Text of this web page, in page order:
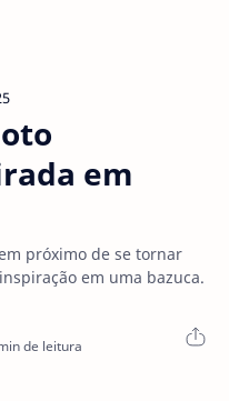
em
próximo de se tornar
em uma bazuca.
de leitura